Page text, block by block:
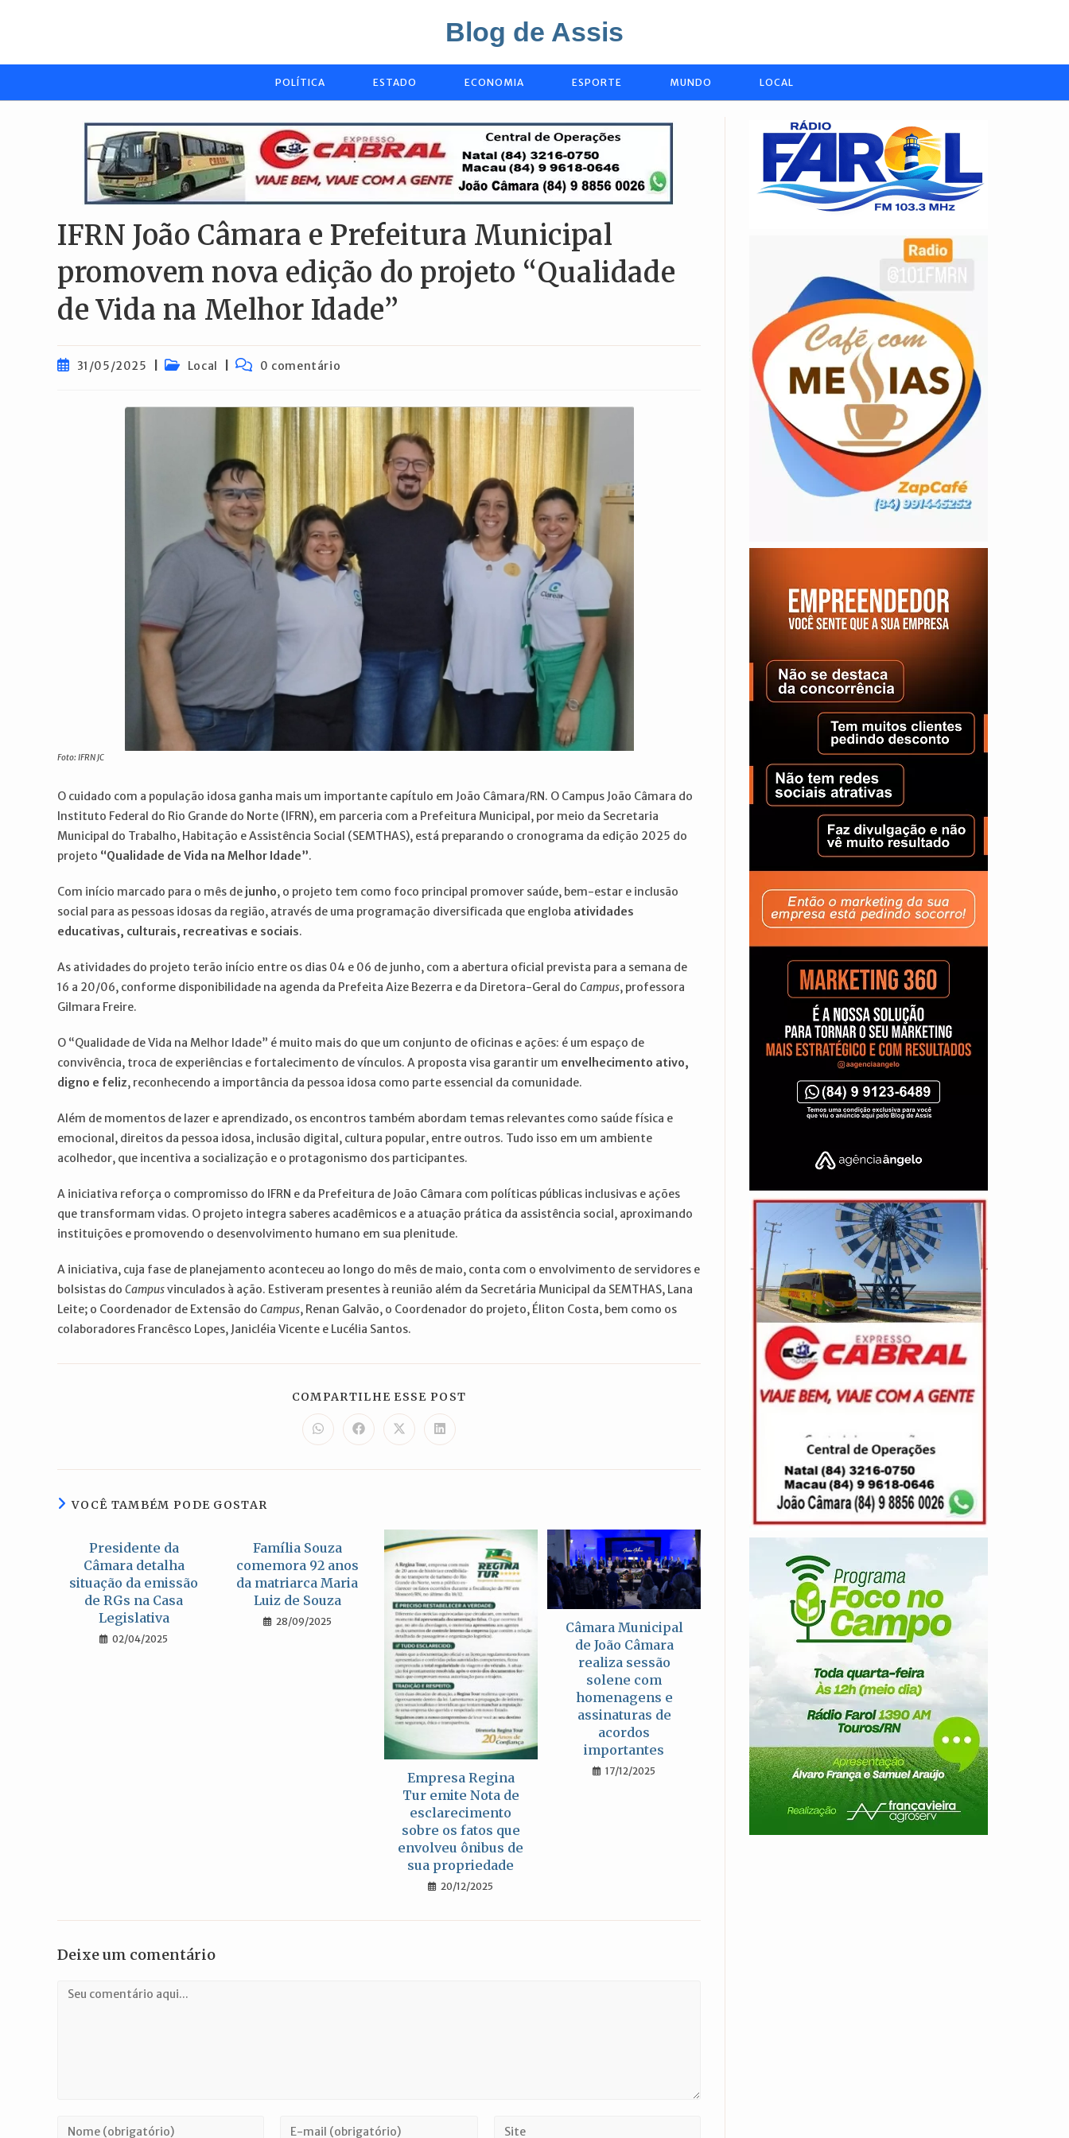
conteúdo
Blog de Assis
POLÍTICA ESTADO ECONOMIA ESPORTE MUNDO LOCAL
IFRN João Câmara e Prefeitura Municipal
promovem nova edição do projeto “Qualidade
de Vida na Melhor Idade”
Post31/05/2025
Categoria
Local
Comentários
0 comentário
Foto: IFRN JC
O cuidado com a população idosa ganha mais um importante capítulo em João Câmara/RN. O Campus João Câmara do
Instituto Federal do Rio Grande do Norte (IFRN), em parceria com a Prefeitura Municipal, por meio da Secretaria
Municipal do Trabalho, Habitação e Assistência Social (SEMTHAS), está preparando o cronograma da edição 2025 do
projeto “Qualidade de Vida na Melhor Idade”.
Com início marcado para o mês de junho, o projeto tem como foco principal promover saúde, bem-estar e inclusão
social para as pessoas idosas da região, através de uma programação diversificada que engloba atividades
educativas, culturais, recreativas e sociais.
As atividades do projeto terão início entre os dias 04 e 06 de junho, com a abertura oficial prevista para a semana de
16 a 20/06, conforme disponibilidade na agenda da Prefeita Aize Bezerra e da Diretora-Geral do Campus, professora
Gilmara Freire.
O “Qualidade de Vida na Melhor Idade” é muito mais do que um conjunto de oficinas e ações: é um espaço de
convivência, troca de experiências e fortalecimento de vínculos. A proposta visa garantir um envelhecimento ativo,
digno e feliz, reconhecendo a importância da pessoa idosa como parte essencial da comunidade.
Além de momentos de lazer e aprendizado, os encontros também abordam temas relevantes como saúde física e
emocional, direitos da pessoa idosa, inclusão digital, cultura popular, entre outros. Tudo isso em um ambiente
acolhedor, que incentiva a socialização e o protagonismo dos participantes.
A iniciativa reforça o compromisso do IFRN e da Prefeitura de João Câmara com políticas públicas inclusivas e ações
que transformam vidas. O projeto integra saberes acadêmicos e a atuação prática da assistência social, aproximando
instituições e promovendo o desenvolvimento humano em sua plenitude.
A iniciativa, cuja fase de planejamento aconteceu ao longo do mês de maio, conta com o envolvimento de servidores e
bolsistas do Campusvinculados à ação. Estiveram presentes à reunião além da Secretária Municipal da SEMTHAS, Lana
Leite; o Coordenador de Extensão do Campus, Renan Galvão, o Coordenador do projeto, Éliton Costa, bem como os
colaboradores Francêsco Lopes, Janicléia Vicente e Lucélia Santos.
COMPARTILHE ESSE POST
Abre
em
nova
Abre
em
nova
Abre
em
nova
Abre
em
nova
VOCÊ TAMBÉM PODE GOSTAR
Presidente da
Câmara detalha
situação da emissão
de RGs na Casa
Legislativa
02/04/2025
Família Souza
comemora 92 anos
da matriarca Maria
Luiz de Souza
28/09/2025
Empresa Regina
Tur emite Nota de
esclarecimento
sobre os fatos que
envolveu ônibus de
sua propriedade
20/12/2025
Câmara Municipal
de João Câmara
realiza sessão
solene com
homenagens e
assinaturas de
acordos
importantes
17/12/2025
Deixe um comentário
Comentário
Digite
Digite
Digite